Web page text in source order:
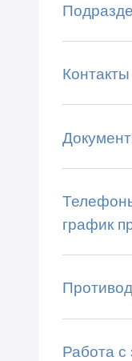
Контакты
график
Работа с